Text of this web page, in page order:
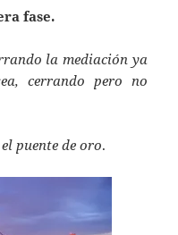
fase.
la mediación ya
cerrando pero no
puente de oro.